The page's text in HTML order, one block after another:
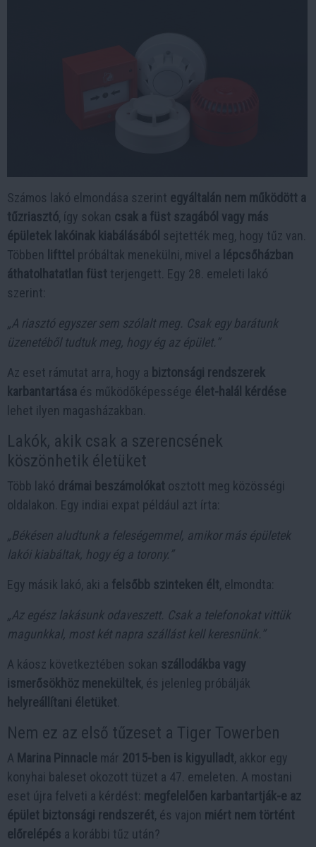
Számos lakó elmondása szerint egyáltalán nem működött a
tűzriasztó, így sokan csak a füst szagából vagy más
épületek lakóinak kiabálásából sejtették meg, hogy tűz van.
Többen
lifttel próbáltak menekülni, mivel a lépcsőházban
áthatolhatatlan füst terjengett. Egy 28. emeleti lakó
szerint:
„A riasztó egyszer sem szólalt meg. Csak egy barátunk
üzenetéből tudtuk meg, hogy ég az épület.”
Az eset rámutat arra, hogy a biztonsági rendszerek
karbantartása és működőképessége élet-halál kérdése
lehet ilyen magasházakban.
Lakók, akik csak a szerencsének
köszönhetik életüket
Több lakó drámai beszámolókat osztott meg közösségi
oldalakon. Egy indiai expat például azt írta:
„Békésen aludtunk a feleségemmel, amikor más épületek
lakói kiabáltak, hogy ég a torony.”
Egy másik lakó, aki a felsőbb szinteken élt, elmondta:
„Az egész lakásunk odaveszett. Csak a telefonokat vittük
magunkkal, most két napra szállást kell keresnünk.”
A káosz következtében sokan szállodákba vagy
ismerősökhöz menekültek, és jelenleg próbálják
helyreállítani életüket
Nem ez az első tűzeset a Tiger Towerben
A Marina Pinnacle már 2015-ben is kigyulladt, akkor egy
konyhai baleset okozott tüzet a 47. emeleten. A mostani
eset újra felveti a kérdést: megfelelően karbantartják-e az
épület biztonsági rendszerét, és vajon miért nem történt
előrelépés a korábbi tűz után?